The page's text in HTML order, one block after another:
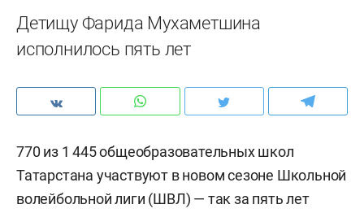
Детищу Фарида Мухаметшина
исполнилось пять лет
770 из 1 445 общеобразовательных школ
Татарстана участвуют в новом сезоне Школьной
волейбольной лиги (ШВЛ) — так за пять лет